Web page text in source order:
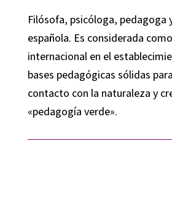
Filósofa, psicóloga, pedagoga
española. Es considerada
internacional en el
bases pedagógicas sólidas
contacto con la naturaleza y
«pedagogía verde».​